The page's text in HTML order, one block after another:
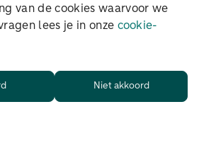
van de cookies waarvoor we
lees je in onze cookie-
Niet akkoord